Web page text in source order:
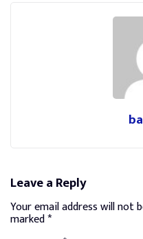
Leave a Reply
Your email address will not
marked*